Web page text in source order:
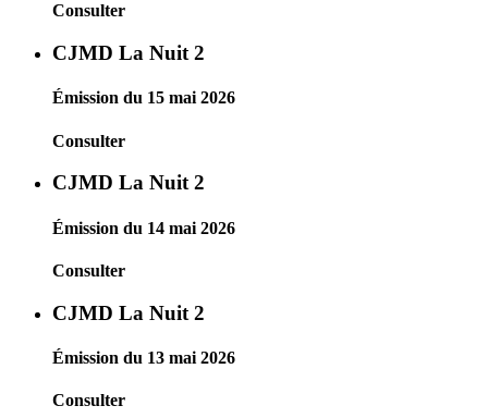
Consulter
CJMD La Nuit 2
Émission du 15 mai 2026
Consulter
CJMD La Nuit 2
Émission du 14 mai 2026
Consulter
CJMD La Nuit 2
Émission du 13 mai 2026
Consulter